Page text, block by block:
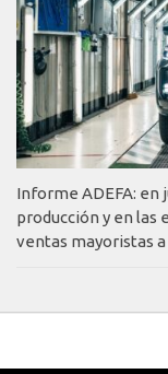
Informe ADEFA: en
producción y en las
ventas mayoristas